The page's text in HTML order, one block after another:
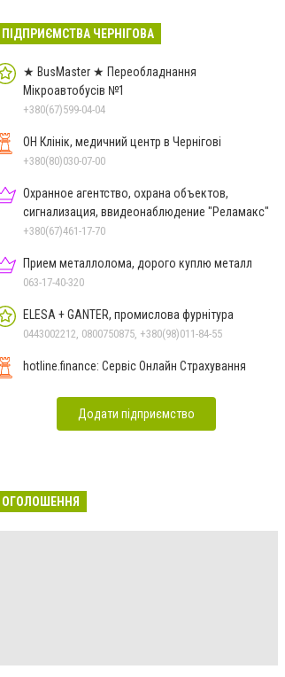
ПІДПРИЄМСТВА ЧЕРНІГОВА
★ BusMaster ★ Переобладнання
Мікроавтобусів №1
+380(67)599-04-04
ОН Клінік, медичний центр в Чернігові
+380(80)030-07-00
Охранное агентство, охрана объектов,
сигнализация, ввидеонаблюдение "Реламакс"
+380(67)461-17-70
Прием металлолома, дорого куплю металл
063-17-40-320
ELESA + GANTER, промислова фурнітура
0443002212, 0800750875, +380(98)011-84-55
hotline.finance: Сервіс Онлайн Страхування
Додати підприємство
ОГОЛОШЕННЯ